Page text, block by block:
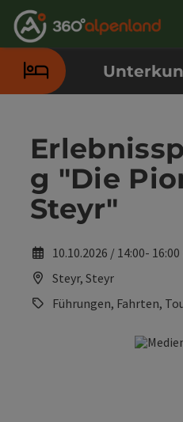
Zum Inhalt
Zur Navigation
Zum Seitenanfang
Zur Kontaktseite
Zur Suche
Zum Impressum
Zu den Hinweisen zur
Zur Startseite
g "Die
Steyr"
10.10.2026 / 14:00- 16:00
Steyr, Steyr
Führungen, Fahrten,